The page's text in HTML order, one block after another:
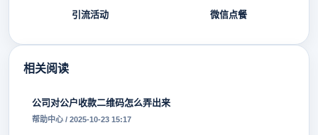
引流活动 微信点餐
相关阅读
公司对公户收款二维码怎么弄出来
帮助中心 / 2025-10-23 15:17